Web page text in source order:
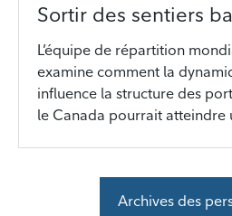
Sortir des sentiers
L’équipe de répartition
examine comment la
influence la structure des
le Canada pourrait atteindre
Archives des